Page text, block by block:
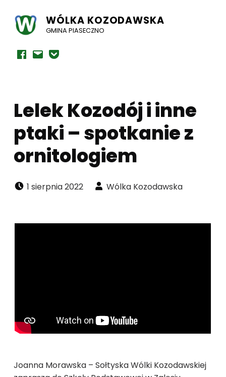
WÓLKA KOZODAWSKA
GMINA PIASECZNO
Facebook
E-mailPowiadomienia mailowe
Lelek Kozodój i inne
ptaki – spotkanie z
ornitologiem
Dodano:
1 sierpnia 2022
Napisał:
Wólka Kozodawska
Joanna Morawska – Sołtyska Wólki Kozodawskiej